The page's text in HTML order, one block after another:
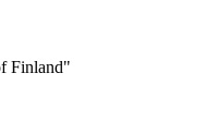
Finland"